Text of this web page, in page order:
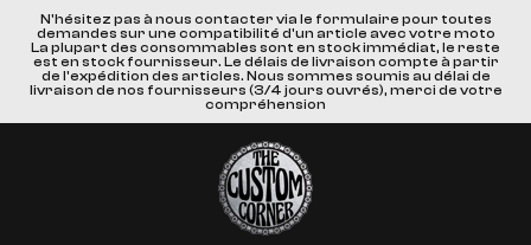
N'hésitez pas à nous contacter via le formulaire pour toutes
demandes sur une compatibilité d'un article avec votre moto
La plupart des consommables sont en stock immédiat, le reste
est en stock fournisseur. Le délais de livraison compte à partir
de l'expédition des articles. Nous sommes soumis au délai de
livraison de nos fournisseurs (3/4 jours ouvrés), merci de votre
compréhension